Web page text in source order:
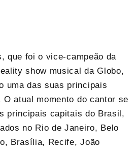
que foi o vice-campeão da
show musical da Globo,
uma das suas principais
atual momento do cantor se
principais capitais do Brasil,
no Rio de Janeiro, Belo
Brasília, Recife, João